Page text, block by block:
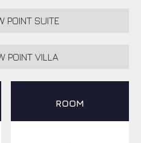
POINT SUITE
POINT VILLA
ROOM